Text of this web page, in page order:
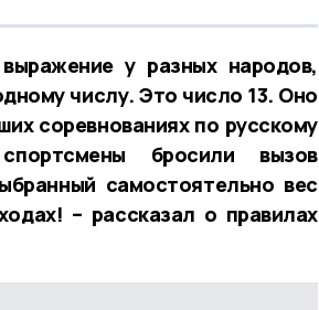
у разных народов,
числу. Это число 13. Оно
соревнованиях по русскому
бросили вызов
самостоятельно вес
– рассказал о правилах